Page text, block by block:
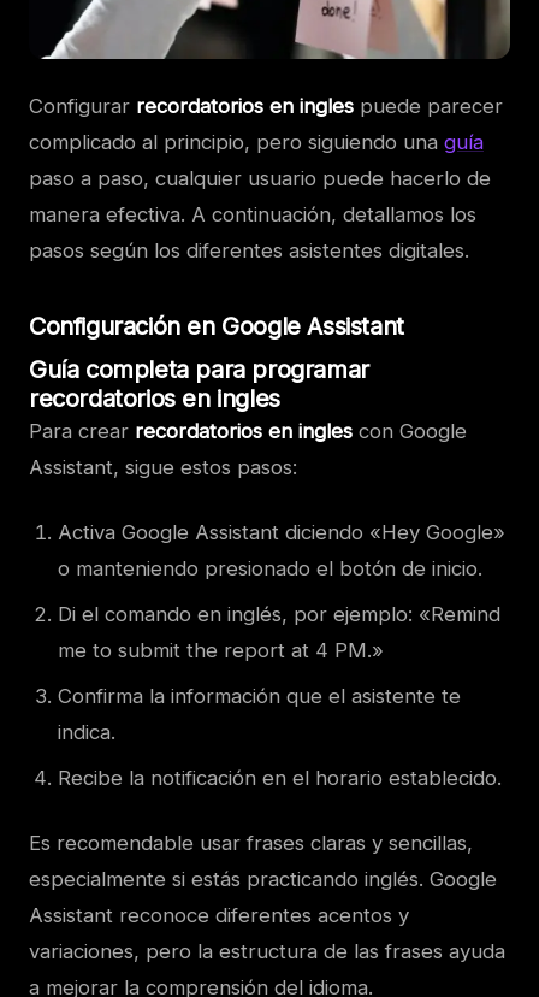
Configurar recordatorios en ingles puede parecer
complicado al principio, pero siguiendo una guía
paso a paso, cualquier usuario puede hacerlo de
manera efectiva. A continuación, detallamos los
pasos según los diferentes asistentes digitales.
Configuración en Google Assistant
Guía completa para programar
recordatorios en ingles
Para crear recordatorios en ingles con Google
Assistant, sigue estos pasos:
Activa Google Assistant diciendo «Hey Google»
o manteniendo presionado el botón de inicio.
Di el comando en inglés, por ejemplo: «Remind
me to submit the report at 4 PM.»
Confirma la información que el asistente te
indica.
Recibe la notificación en el horario establecido.
Es recomendable usar frases claras y sencillas,
especialmente si estás practicando inglés. Google
Assistant reconoce diferentes acentos y
variaciones, pero la estructura de las frases ayuda
a mejorar la comprensión del idioma.